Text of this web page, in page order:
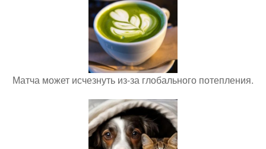
Матча может исчезнуть из-за глобального потепления.